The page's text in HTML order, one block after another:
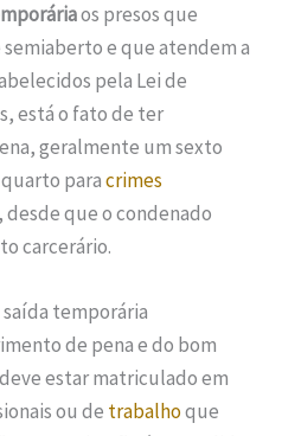
os presos que
e que atendem a
pela Lei de
está o fato de ter
geralmente um sexto
quarto paracrimes
que o condenado
carcerário.
temporária
de pena e do bom
estar matriculado em
ou de trabalhoque